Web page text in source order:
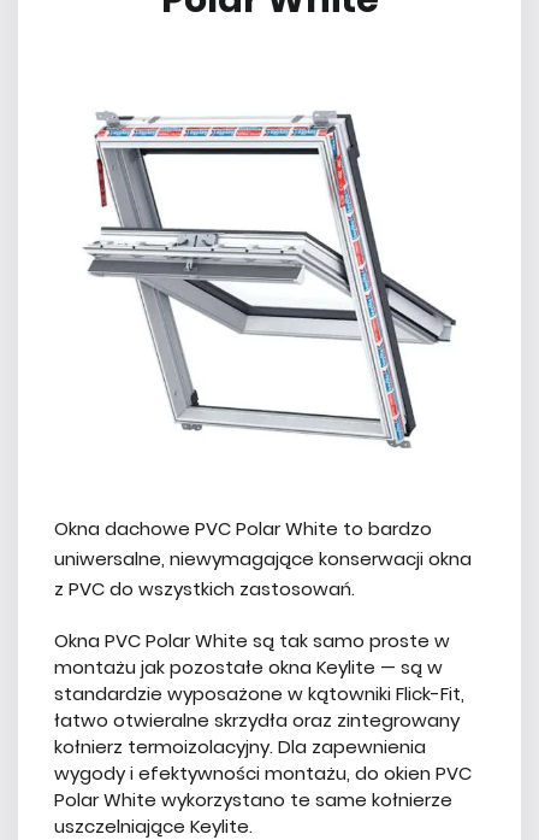
Okna dachowe PVC Polar White to bardzo
uniwersalne, niewymagające konserwacji okna
z PVC do wszystkich zastosowań.
Okna PVC Polar White są tak samo proste w
montażu jak pozostałe okna Keylite — są w
standardzie wyposażone w kątowniki Flick-Fit,
łatwo otwieralne skrzydła oraz zintegrowany
kołnierz termoizolacyjny. Dla zapewnienia
wygody i efektywności montażu, do okien PVC
Polar White wykorzystano te same kołnierze
uszczelniające Keylite.